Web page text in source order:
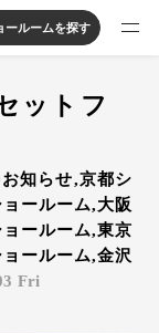
ールームを探す
ットフ
知らせ,京都シ
ールーム,大阪
ールーム,東京
ールーム,金沢
Fri